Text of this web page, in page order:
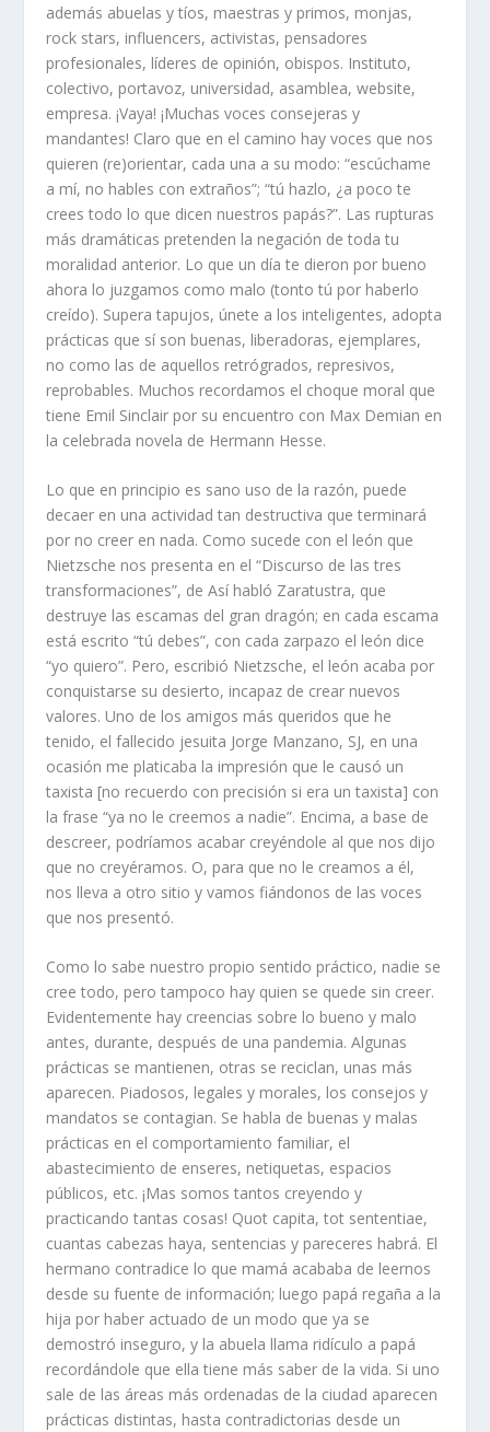
además abuelas y tíos, maestras y primos, monjas,
rock stars, influencers, activistas, pensadores
profesionales, líderes de opinión, obispos. Instituto,
colectivo, portavoz, universidad, asamblea, website,
empresa. ¡Vaya! ¡Muchas voces consejeras y
mandantes! Claro que en el camino hay voces que nos
quieren (re)orientar, cada una a su modo: “escúchame
a mí, no hables con extraños”; “tú hazlo, ¿a poco te
crees todo lo que dicen nuestros papás?”. Las rupturas
más dramáticas pretenden la negación de toda tu
moralidad anterior. Lo que un día te dieron por bueno
ahora lo juzgamos como malo (tonto tú por haberlo
creído). Supera tapujos, únete a los inteligentes, adopta
prácticas que sí son buenas, liberadoras, ejemplares,
no como las de aquellos retrógrados, represivos,
reprobables. Muchos recordamos el choque moral que
tiene Emil Sinclair por su encuentro con Max Demian en
la celebrada novela de Hermann Hesse.
Lo que en principio es sano uso de la razón, puede
decaer en una actividad tan destructiva que terminará
por no creer en nada. Como sucede con el león que
Nietzsche nos presenta en el “Discurso de las tres
transformaciones”, de Así habló Zaratustra, que
destruye las escamas del gran dragón; en cada escama
está escrito “tú debes”, con cada zarpazo el león dice
“yo quiero”. Pero, escribió Nietzsche, el león acaba por
conquistarse su desierto, incapaz de crear nuevos
valores. Uno de los amigos más queridos que he
tenido, el fallecido jesuita Jorge Manzano, SJ, en una
ocasión me platicaba la impresión que le causó un
taxista [no recuerdo con precisión si era un taxista] con
la frase “ya no le creemos a nadie”. Encima, a base de
descreer, podríamos acabar creyéndole al que nos dijo
que no creyéramos. O, para que no le creamos a él,
nos lleva a otro sitio y vamos fiándonos de las voces
que nos presentó.
Como lo sabe nuestro propio sentido práctico, nadie se
cree todo, pero tampoco hay quien se quede sin creer.
Evidentemente hay creencias sobre lo bueno y malo
antes, durante, después de una pandemia. Algunas
prácticas se mantienen, otras se reciclan, unas más
aparecen. Piadosos, legales y morales, los consejos y
mandatos se contagian. Se habla de buenas y malas
prácticas en el comportamiento familiar, el
abastecimiento de enseres, netiquetas, espacios
públicos, etc. ¡Mas somos tantos creyendo y
practicando tantas cosas! Quot capita, tot sententiae,
cuantas cabezas haya, sentencias y pareceres habrá. El
hermano contradice lo que mamá acababa de leernos
desde su fuente de información; luego papá regaña a la
hija por haber actuado de un modo que ya se
demostró inseguro, y la abuela llama ridículo a papá
recordándole que ella tiene más saber de la vida. Si uno
sale de las áreas más ordenadas de la ciudad aparecen
prácticas distintas, hasta contradictorias desde un